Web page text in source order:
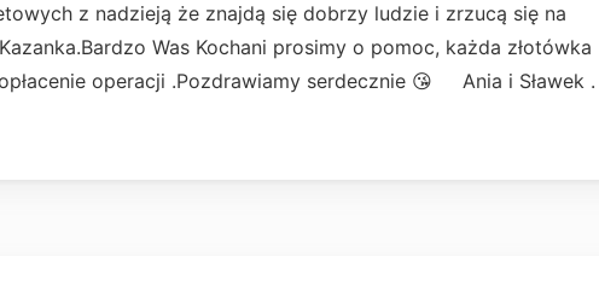
z nadzieją że znajdą się dobrzy ludzie i zrzucą się na
Was Kochani prosimy o pomoc, każda złotówka
operacji .Pozdrawiamy serdecznie 😘 Ania i Sławek .